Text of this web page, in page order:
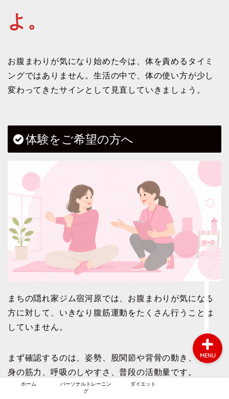
よ。
お腹まわりが気になり始めた今は、体を責めるタイミ
ングではありません。生活の中で、体の使い方が少し
変わってきたサインとして見直していきましょう。
体験をご希望の方へ
まちの隠れ家ジム宿河原では、お腹まわりが気になる
方に対して、いきなり腹筋運動をたくさん行うことは
していません。
まず確認するのは、姿勢、股関節や背骨の動き、下半
身の筋力、呼吸のしやすさ、普段の活動量です。
ホーム
パーソナルトレーニン
グ
ダイエット
MENU
ホーム
パーソナルトレーニング
ダイエット